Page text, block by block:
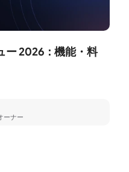
ー 2026：機能・料
ーナー